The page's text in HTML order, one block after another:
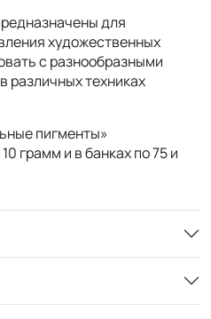
для
художественных
с разнообразными
различных техниках
пигменты»
грамм и в банках по 75 и